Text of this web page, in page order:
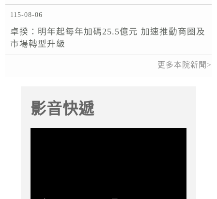
115-08-06
卓揆：明年起每年加碼25.5億元 加速推動商圈及
市場轉型升級
更多本院新聞
影音快遞